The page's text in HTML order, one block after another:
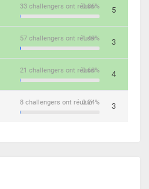
0.86%
33 challengers ont réussi 5
1.49%
57 challengers ont réussi 3
0.68%
21 challengers ont réussi 4
0.24%
8 challengers ont réussi 3